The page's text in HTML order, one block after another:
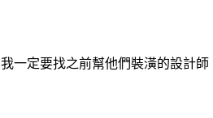
一定要找之前幫他們裝潢的設計師